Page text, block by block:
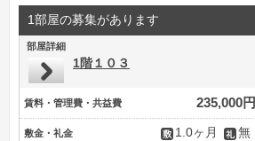
1部屋の募集があります
部屋詳細
1階１０３
賃料・管理費・共益費 235,000円
敷金・礼金 1.0ヶ月 無